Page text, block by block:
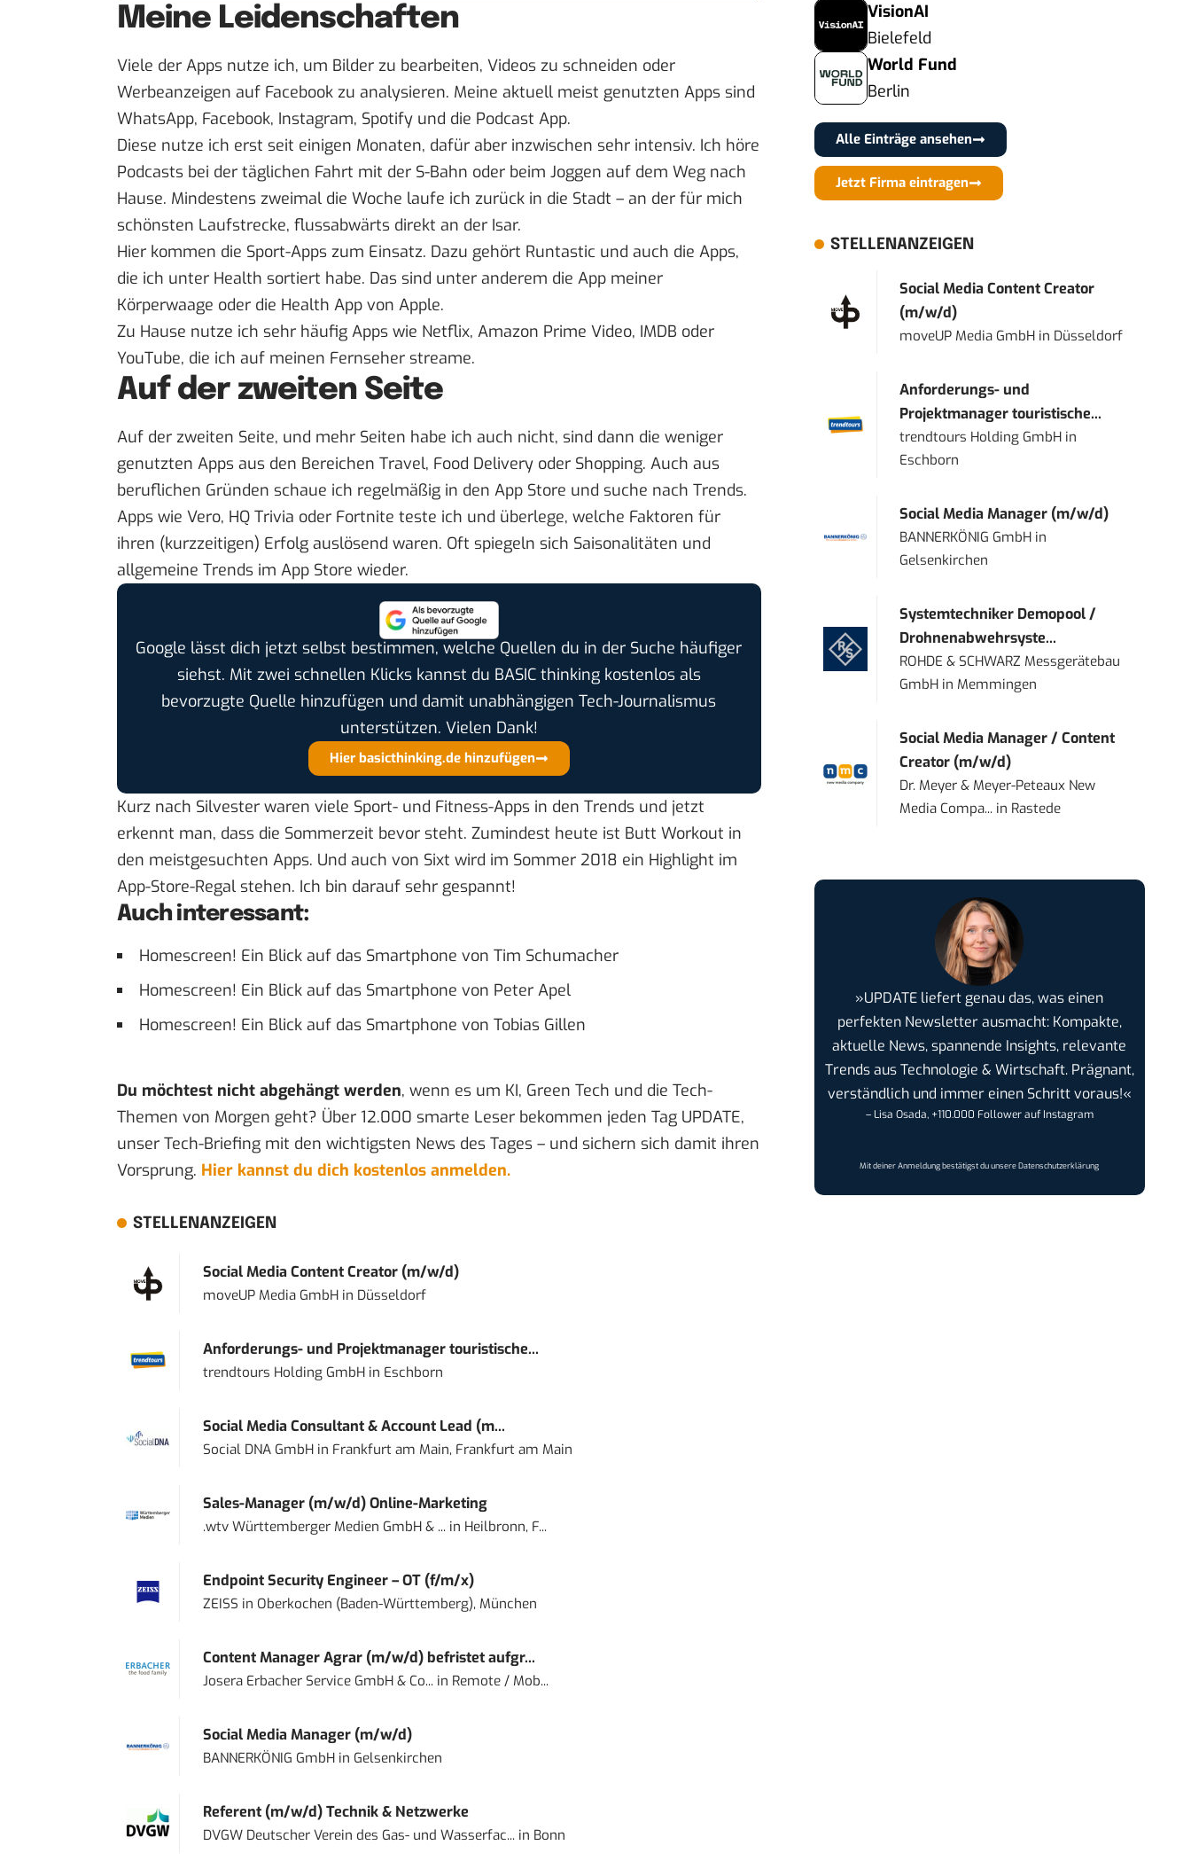
Meine Leidenschaften
Viele der Apps nutze ich, um Bilder zu bearbeiten, Videos zu schneiden oder
Werbeanzeigen auf Facebook zu analysieren. Meine aktuell meist genutzten Apps sind
WhatsApp, Facebook, Instagram, Spotify und die Podcast App.
Diese nutze ich erst seit einigen Monaten, dafür aber inzwischen sehr intensiv. Ich höre
Podcasts bei der täglichen Fahrt mit der S-Bahn oder beim Joggen auf dem Weg nach
Hause. Mindestens zweimal die Woche laufe ich zurück in die Stadt – an der für mich
schönsten Laufstrecke, flussabwärts direkt an der Isar.
Hier kommen die Sport-Apps zum Einsatz. Dazu gehört Runtastic und auch die Apps,
die ich unter Health sortiert habe. Das sind unter anderem die App meiner
Körperwaage oder die Health App von Apple.
Zu Hause nutze ich sehr häufig Apps wie Netflix, Amazon Prime Video, IMDB oder
YouTube, die ich auf meinen Fernseher streame.
Auf der zweiten Seite
Auf der zweiten Seite, und mehr Seiten habe ich auch nicht, sind dann die weniger
genutzten Apps aus den Bereichen Travel, Food Delivery oder Shopping. Auch aus
beruflichen Gründen schaue ich regelmäßig in den App Store und suche nach Trends.
Apps wie Vero, HQ Trivia oder Fortnite teste ich und überlege, welche Faktoren für
ihren (kurzzeitigen) Erfolg auslösend waren. Oft spiegeln sich Saisonalitäten und
allgemeine Trends im App Store wieder.
Google lässt dich jetzt selbst bestimmen, welche Quellen du in der Suche häufiger
siehst. Mit zwei schnellen Klicks kannst du BASIC thinking kostenlos als
bevorzugte Quelle hinzufügen und damit unabhängigen Tech-Journalismus
unterstützen. Vielen Dank!
Hier basicthinking.de hinzufügen
Kurz nach Silvester waren viele Sport- und Fitness-Apps in den Trends und jetzt
erkennt man, dass die Sommerzeit bevor steht. Zumindest heute ist Butt Workout in
den meistgesuchten Apps. Und auch von Sixt wird im Sommer 2018 ein Highlight im
App-Store-Regal stehen. Ich bin darauf sehr gespannt!
Auch interessant:
Homescreen! Ein Blick auf das Smartphone von Tim Schumacher
Homescreen! Ein Blick auf das Smartphone von Peter Apel
Homescreen! Ein Blick auf das Smartphone von Tobias Gillen
Du möchtest nicht abgehängt werden, wenn es um KI, Green Tech und die Tech-
Themen von Morgen geht? Über 12.000 smarte Leser bekommen jeden Tag UPDATE,
unser Tech-Briefing mit den wichtigsten News des Tages – und sichern sich damit ihren
Vorsprung. Hier kannst du dich kostenlos anmelden.
STELLENANZEIGEN
Social Media Content Creator (m/w/d)
moveUP Media GmbHin Düsseldorf
Anforderungs- und Projektmanager touristische...
trendtours Holding GmbHin Eschborn
Social Media Consultant & Account Lead (m...
Social DNA GmbHin Frankfurt am Main, Frankfurt am Main
Sales-Manager (m/w/d) Online-Marketing
.wtv Württemberger Medien GmbH & ...in Heilbronn, F...
Endpoint Security Engineer – OT (f/m/x)
ZEISS in Oberkochen (Baden-Württemberg), München
Content Manager Agrar (m/w/d) befristet aufgr...
Josera Erbacher Service GmbH & Co...in Remote / Mob...
Social Media Manager (m/w/d)
BANNERKÖNIG GmbHin Gelsenkirchen
Referent (m/w/d) Technik & Netzwerke
DVGW Deutscher Verein des Gas- und Wasserfac...in Bonn
VisionAI
Bielefeld
World Fund
Berlin
Alle Einträge ansehen
Jetzt Firma eintragen
STELLENANZEIGEN
Social Media Content Creator
(m/w/d)
moveUP Media GmbH in Düsseldorf
Anforderungs- und
Projektmanager touristische...
trendtours Holding GmbH in
Eschborn
Social Media Manager (m/w/d)
BANNERKÖNIG GmbH in
Gelsenkirchen
Systemtechniker Demopool /
Drohnenabwehrsyste...
ROHDE & SCHWARZ Messgerätebau
GmbH in Memmingen
Social Media Manager / Content
Creator (m/w/d)
Dr. Meyer & Meyer-Peteaux New
Media Compa... in Rastede
»UPDATE liefert genau das, was einen
perfekten Newsletter ausmacht: Kompakte,
aktuelle News, spannende Insights, relevante
Trends aus Technologie & Wirtschaft. Prägnant,
verständlich und immer einen Schritt voraus!«
– Lisa Osada, +110.000 Follower auf Instagram
Mit deiner Anmeldung bestätigst du unsereDatenschutzerklärung